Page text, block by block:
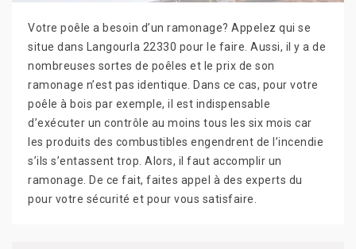
Votre poêle a besoin d’un ramonage? Appelez qui se
situe dans Langourla 22330 pour le faire. Aussi, il y a de
nombreuses sortes de poêles et le prix de son
ramonage n’est pas identique. Dans ce cas, pour votre
poêle à bois par exemple, il est indispensable
d’exécuter un contrôle au moins tous les six mois car
les produits des combustibles engendrent de l’incendie
s’ils s’entassent trop. Alors, il faut accomplir un
ramonage. De ce fait, faites appel à des experts du
pour votre sécurité et pour vous satisfaire.